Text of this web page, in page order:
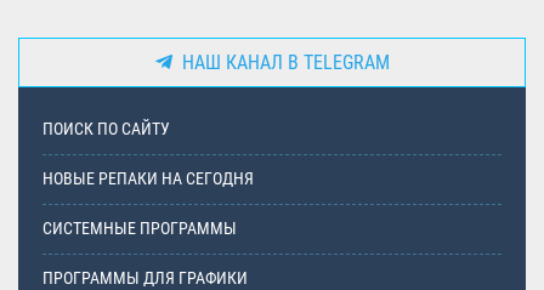
НАШ КАНАЛ В TELEGRAM
ПОИСК ПО САЙТУ
НОВЫЕ РЕПАКИ НА СЕГОДНЯ
СИСТЕМНЫЕ ПРОГРАММЫ
ПРОГРАММЫ ДЛЯ ГРАФИКИ